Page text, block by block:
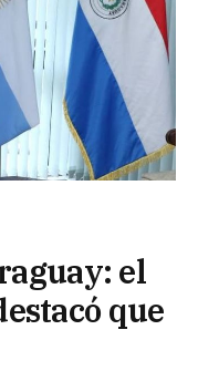
el
que